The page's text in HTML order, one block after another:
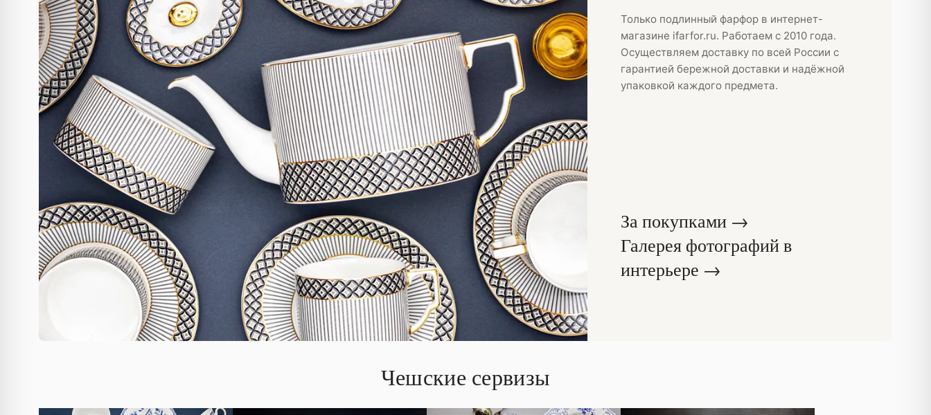
Только подлинный фарфор в интернет-
магазине ifarfor.ru. Работаем с 2010 года.
Осуществляем доставку по всей России с
гарантией бережной доставки и надёжной
упаковкой каждого предмета.
За покупками →
Галерея фотографий в
интерьере →
Чешские сервизы